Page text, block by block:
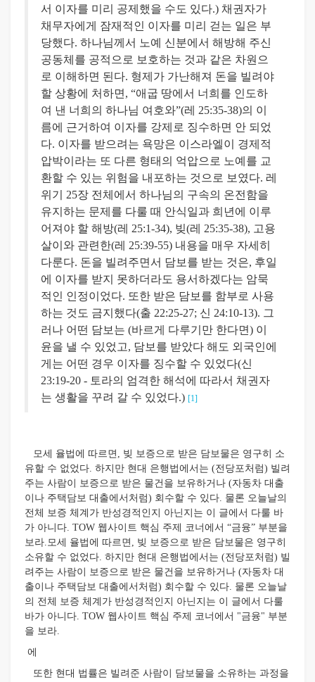
서 이자를 미리 공제했을 수도 있다.) 채권자가
채무자에게 잠재적인 이자를 미리 걷는 일은 부
당했다. 하나님께서 노예 신분에서 해방해 주신
공동체를 공적으로 보호하는 것과 같은 차원으
로 이해하면 된다. 형제가 가난해져 돈을 빌려야
할 상황에 처하면, “애굽 땅에서 너희를 인도하
여 낸 너희의 하나님 여호와”(레 25:35-38)의 이
름에 근거하여 이자를 강제로 징수하면 안 되었
다. 이자를 받으려는 욕망은 이스라엘이 경제적
압박이라는 또 다른 형태의 억압으로 노예를 교
환할 수 있는 위험을 내포하는 것으로 보였다. 레
위기 25장 전체에서 하나님의 구속의 온전함을
유지하는 문제를 다룰 때 안식일과 희년에 이루
어져야 할 해방(레 25:1-34), 빚(레 25:35-38), 고용
살이와 관련한(레 25:39-55) 내용을 매우 자세히
다룬다. 돈을 빌려주면서 담보를 받는 것은, 후일
에 이자를 받지 못하더라도 용서하겠다는 암묵
적인 인정이었다. 또한 받은 담보를 함부로 사용
하는 것도 금지했다(출 22:25-27; 신 24:10-13). 그
러나 어떤 담보는 (바르게 다루기만 한다면) 이
윤을 낼 수 있었고, 담보를 받았다 해도 외국인에
게는 어떤 경우 이자를 징수할 수 있었다(신
23:19-20 - 토라의 엄격한 해석에 따라서 채권자
는 생활을 꾸려 갈 수 있었다.) [1]
모세 율법에 따르면, 빚 보증으로 받은 담보물은 영구히 소
유할 수 없었다. 하지만 현대 은행법에서는 (전당포처럼) 빌려
주는 사람이 보증으로 받은 물건을 보유하거나 (자동차 대출
이나 주택담보 대출에서처럼) 회수할 수 있다. 물론 오늘날의
전체 보증 체계가 반성경적인지 아닌지는 이 글에서 다룰 바
가 아니다. TOW 웹사이트 핵심 주제 코너에서 “금융” 부분을
보라.모세 율법에 따르면, 빚 보증으로 받은 담보물은 영구히
소유할 수 없었다. 하지만 현대 은행법에서는 (전당포처럼) 빌
려주는 사람이 보증으로 받은 물건을 보유하거나 (자동차 대
출이나 주택담보 대출에서처럼) 회수할 수 있다. 물론 오늘날
의 전체 보증 체계가 반성경적인지 아닌지는 이 글에서 다룰
바가 아니다. TOW 웹사이트 핵심 주제 코너에서 "금융" 부분
을 보라.
에
또한 현대 법률은 빌려준 사람이 담보물을 소유하는 과정을